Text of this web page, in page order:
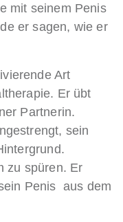
mit seinem Penis
er sagen, wie er
Art
Er übt
Partnerin.
sein
zu spüren. Er
Penis aus dem